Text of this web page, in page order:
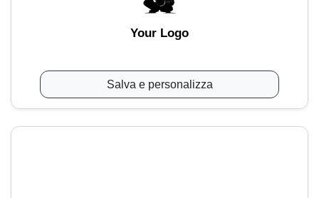
Your Logo
Salva e personalizza